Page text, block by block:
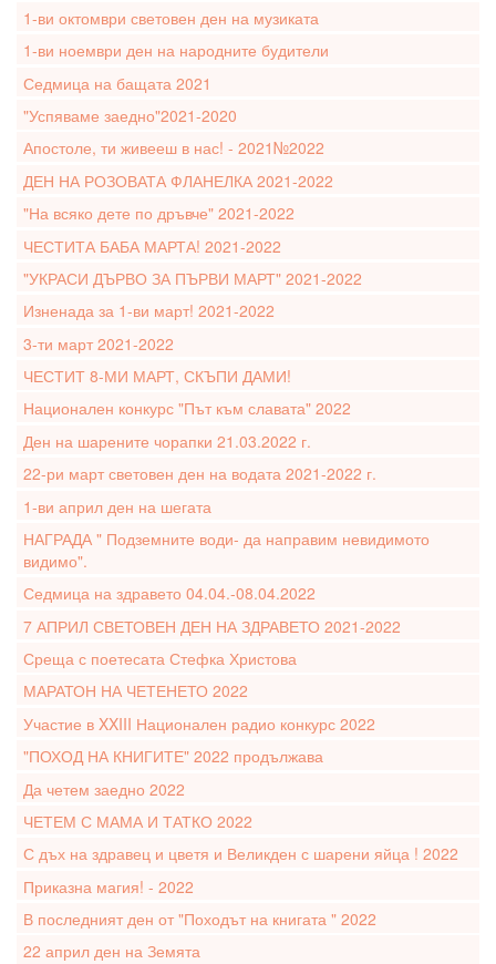
1-ви октомври световен ден на музиката
1-ви ноември ден на народните будители
Седмица на бащата 2021
"Успяваме заедно"2021-2020
Апостоле, ти живееш в нас! - 2021№2022
ДЕН НА РОЗОВАТА ФЛАНЕЛКА 2021-2022
"На всяко дете по дръвче" 2021-2022
ЧЕСТИТА БАБА МАРТА! 2021-2022
"УКРАСИ ДЪРВО ЗА ПЪРВИ МАРТ" 2021-2022
Изненада за 1-ви март! 2021-2022
3-ти март 2021-2022
ЧЕСТИТ 8-МИ МАРТ, СКЪПИ ДАМИ!
Национален конкурс "Път към славата" 2022
Ден на шарените чорапки 21.03.2022 г.
22-ри март световен ден на водата 2021-2022 г.
1-ви април ден на шегата
НАГРАДА " Подземните води- да направим невидимото
видимо".
Седмица на здравето 04.04.-08.04.2022
7 АПРИЛ СВЕТОВЕН ДЕН НА ЗДРАВЕТО 2021-2022
Среща с поетесата Стефка Христова
МАРАТОН НА ЧЕТЕНЕТО 2022
Участие в XXIII Национален радио конкурс 2022
"ПОХОД НА КНИГИТЕ" 2022 продължава
Да четем заедно 2022
ЧЕТЕМ С МАМА И ТАТКО 2022
С дъх на здравец и цветя и Великден с шарени яйца ! 2022
Приказна магия! - 2022
В последният ден от "Походът на книгата " 2022
22 април ден на Земята